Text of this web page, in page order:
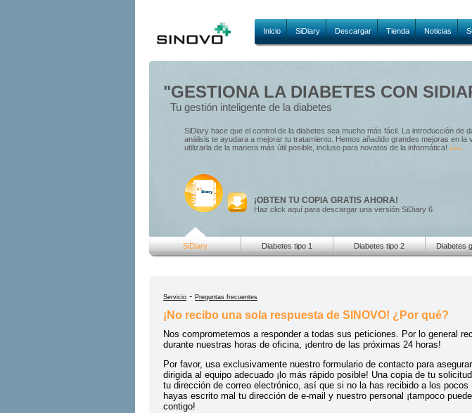
Inicio SiDiary Descargar Tienda Noticias
"GESTIONA LA DIABETES CON
Tu gestión inteligente de la diabetes
SiDiary hace que el control de la diabetes sea mucho más fácil. La introducción de
análisis te ayudara a mejorar tu tratamiento. Hemos añadido grandes mejoras en la
utilizarla de la manera más útil posible, incluso para novatos de la informática! »»»
¡OBTEN TU COPIA GRATIS AHORA!
Haz click aquí para descargar una versión SiDiary 6
SiDiary Diabetes tipo 1 Diabetes tipo 2 Diabetes
Servicio - Preguntas frecuentes
¡No recibo una sola respuesta de SINOVO! ¿Por qué?
Nos comprometemos a responder a todas sus peticiones. Por lo general
durante nuestras horas de oficina, ¡dentro de las próximas 24 horas!
Por favor, usa exclusivamente nuestro formulario de contacto para
dirigida al equipo adecuado ¡lo más rápido posible! Una copia de tu
tu dirección de correo electrónico, así que si no la has recibido a los pocos
hayas escrito mal tu dirección de e-mail y nuestro personal ¡tampoco
contigo!